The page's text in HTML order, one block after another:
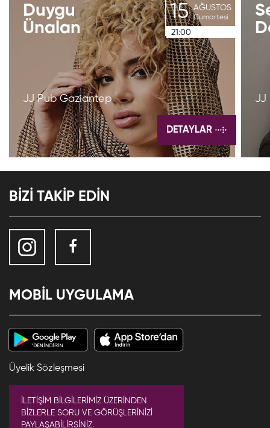
Duygu
Ünalan
JJ Pub Gaziantep
15 AĞUSTOS
Cumartesi
21:00
DETAYLAR
JJ
BİZİ TAKİP EDİN
MOBİL UYGULAMA
Üyelik Sözleşmesi
İLETİŞİM BİLGİLERİMİZ ÜZERİNDEN
BİZLERLE SORU VE GÖRÜŞLERİNİZİ
PAYLAŞABİLİRSİNİZ.